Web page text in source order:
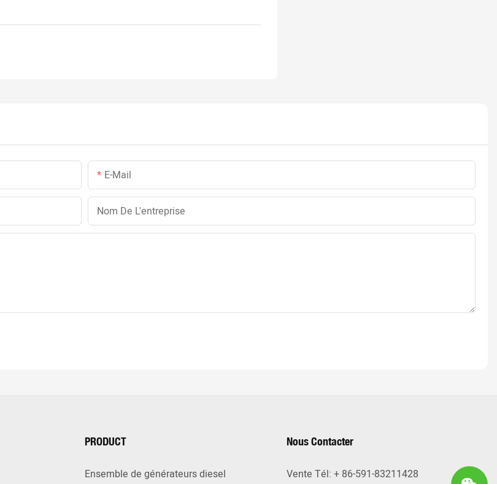
E-Mail
Nom De L'entreprise
PRODUCT
Ensemble de générateurs diesel
Nous Contacter
Vente Tél: + 86-591-83211428